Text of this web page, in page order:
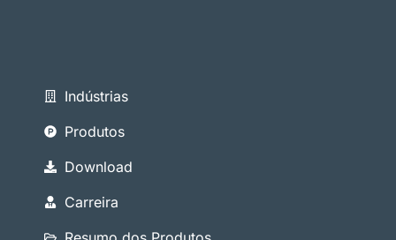
Indústrias
Produtos
Download
Carreira